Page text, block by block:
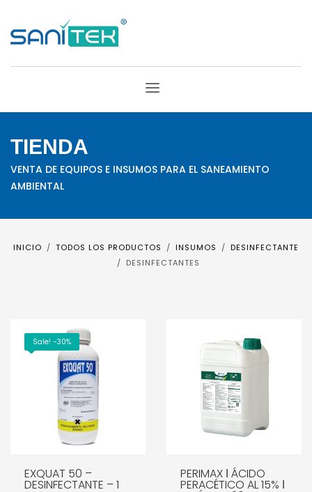
TIENDA
VENTA DE EQUIPOS E INSUMOS PARA EL SANEAMIENTO
AMBIENTAL
INICIO TODOS LOS PRODUCTOS INSUMOS
DESINFECTANTE
DESINFECTANTES
Sale! -30%
EXQUAT 50 –
DESINFECTANTE – 1
PERIMAX ǀ ÁCIDO
PERACÉTICO AL 15% ǀ